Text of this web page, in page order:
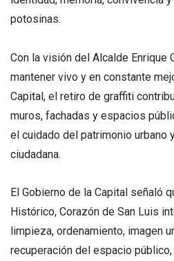
potosinas.
Con la visión del Alcalde Enrique
mantener vivo y en constante
Capital, el retiro de graffiti
muros, fachadas y espacios
el cuidado del patrimonio urbano
ciudadana.
El Gobierno de la Capital señaló
Histórico, Corazón de San Luis
limpieza, ordenamiento, imagen
recuperación del espacio